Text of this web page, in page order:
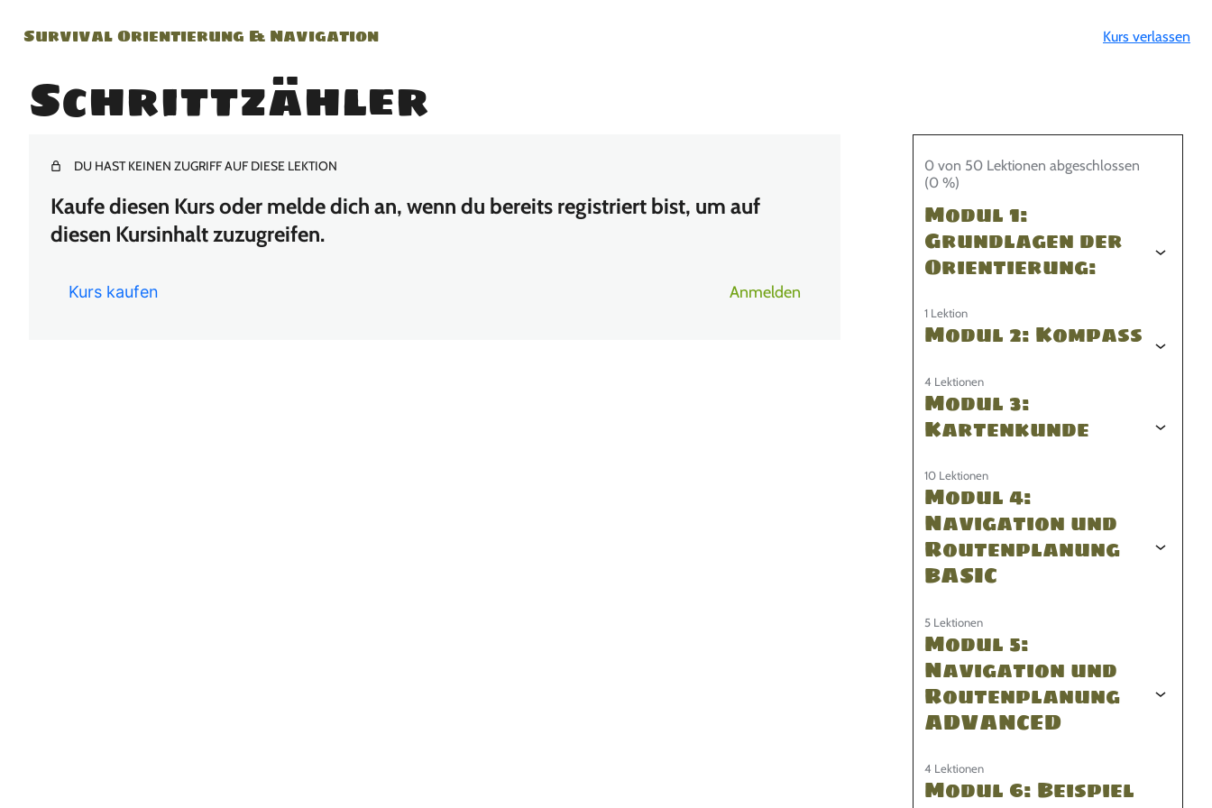
Survival Orientierung & Navigation Kurs verlassen
Schrittzähler
0 von 50 Lektionen abgeschlossen
(0 %)
Modul 1:
Grundlagen der
Orientierung:
1 Lektion
Modul 2: Kompass
4 Lektionen
Modul 3:
Kartenkunde
10 Lektionen
Modul 4:
Navigation und
Routenplanung
BASIC
5 Lektionen
Modul 5:
Navigation und
Routenplanung
ADVANCED
4 Lektionen
Modul 6: Beispiel
DU HAST KEINEN ZUGRIFF AUF DIESE LEKTION
Kaufe diesen Kurs oder melde dich an, wenn du bereits registriert bist, um auf
diesen Kursinhalt zuzugreifen.
Kurs kaufen Anmelden